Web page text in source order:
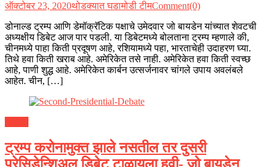
ऑक्टोबर 23, 2020थोडक्यात घडामोडी टीमComment(0)
डोनाल्ड ट्रम्प आणि डेमॉक्रॅटिक पक्षाचे उमेदवार जो बायडेन यांच्यात शेवटची
अध्यक्षीय डिबेट आज पार पडली. या डिबेटमध्ये बोलताना ट्रम्प म्हणाले की,
चीनमध्ये पाहा किती प्रदूषण आहे, रशियामध्ये पहा, भारताचेही उदाहरण घ्या.
तिथे हवा किती खराब आहे. अमेरिकेत तसे नाही. अमेरिकेत हवा किती स्वच्छ
आहे, पाणी शुद्ध आहे. अमेरिकेत कार्बन उत्सर्जनावर चांगले उपाय अवलंबले
आहेत. चीन, […]
ट्रम्प करोनामुक्त झाले नसतील तर दुसरी